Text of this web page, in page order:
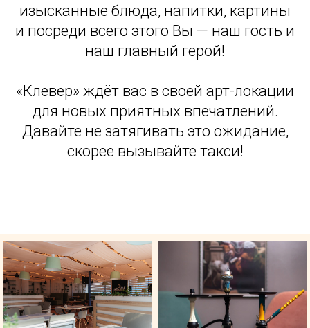
изысканные блюда, напитки, картины
и посреди всего этого Вы — наш гость и
наш главный герой!
«Клевер» ждёт вас в своей арт-локации
для новых приятных впечатлений.
Давайте не затягивать это ожидание,
скорее вызывайте такси!